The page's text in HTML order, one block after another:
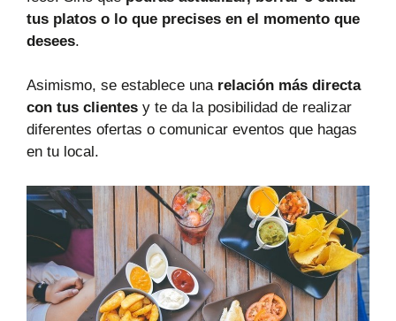
tus platos o lo que precises en el momento que
desees.
Asimismo, se establece unarelación más directa
con tus clientes y te da la posibilidad de realizar
diferentes ofertas o comunicar eventos que hagas
en tu local.